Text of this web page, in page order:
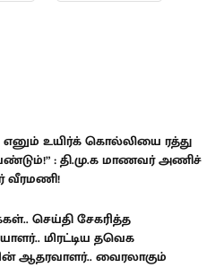
எனும் உயிர்க் கொல்லியை ரத்து
: தி.மு.க மாணவர் அணிச்
வீரமணி!
செய்தி சேகரித்த
மிரட்டிய தவெக
ஆதரவாளர்.. வைரலாகும்